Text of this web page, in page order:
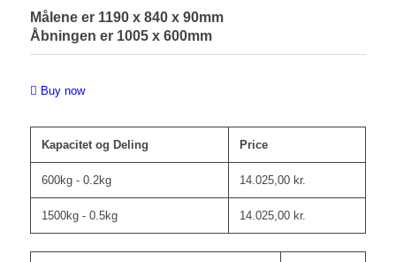
Målene er 1190 x 840 x 90mm
Åbningen er 1005 x 600mm
Buy now
Kapacitet og Deling Price
600kg - 0.2kg 14.025,00 kr.
1500kg - 0.5kg 14.025,00 kr.